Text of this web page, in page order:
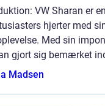
VW Sharan er
hjerter med
Med sin
gjort sig bemærket
Madsen